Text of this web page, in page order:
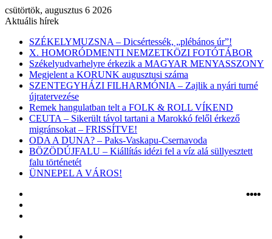
csütörtök, augusztus 6 2026
Aktuális hírek
SZÉKELYMUZSNA – Dicsértessék, „plébános úr”!
X. HOMORÓDMENTI NEMZETKÖZI FOTÓTÁBOR
Székelyudvarhelyre érkezik a MAGYAR MENYASSZONY
Megjelent a KORUNK augusztusi száma
SZENTEGYHÁZI FILHARMÓNIA – Zajlik a nyári turné
újratervezése
Remek hangulatban telt a FOLK & ROLL VÍKEND
CEUTA – Sikerült távol tartani a Marokkó felől érkező
migránsokat – FRISSÍTVE!
ODA A DUNA? – Paks-Vaskapu-Csernavoda
BÖZÖDÚJFALU – Kiállítás idézi fel a víz alá süllyesztett
falu történetét
ÜNNEPEL A VÁROS!